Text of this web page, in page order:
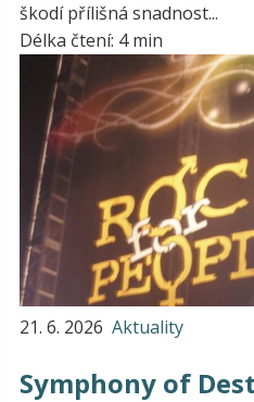
škodí přílišná snadnost...
Délka čtení: 4 min
21. 6. 2026 Aktuality
Symphony of